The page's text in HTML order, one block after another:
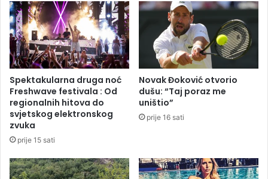
b
l
i
č
k
u
i
n
t
u
c
N
V
O
n
a
n
v
n
o
r
e
Spektakularna druga noć
Freshwave festivala : Od
regionalnih hitova do
svjetskog elektronskog
zvuka
prije 15 sati
Novak Đoković otvorio
dušu: “Taj poraz me
uništio”
prije 16 sati